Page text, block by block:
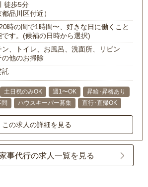
徒歩5分
都品川区付近）
時の間で1時間〜、好きな日に働くこと
です。(候補の日時から選択)
ン、トイレ、お風呂、洗面所、リビン
の他のお掃除
託
土日祝のみOK 週1〜OK
昇給･昇格あり
問 ハウスキーパー募集 直行･直帰OK
この求人の詳細を見る
事代行の求人一覧を見る